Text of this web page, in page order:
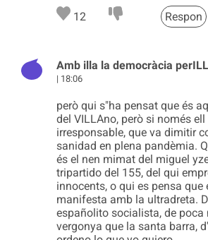
12 Respon
Amb illa la democràcia
| 18:06
però qui s"ha pensat que és
del VILLAno, però si només ell
irresponsable, que va dimitir
sanidad en plena pandèmia.
és el nen mimat del miguel
tripartido del 155, del qui
innocents, o qui es pensa que
manifesta amb la ultradreta.
españolito socialista, de poca
vergonya que la santa barra,